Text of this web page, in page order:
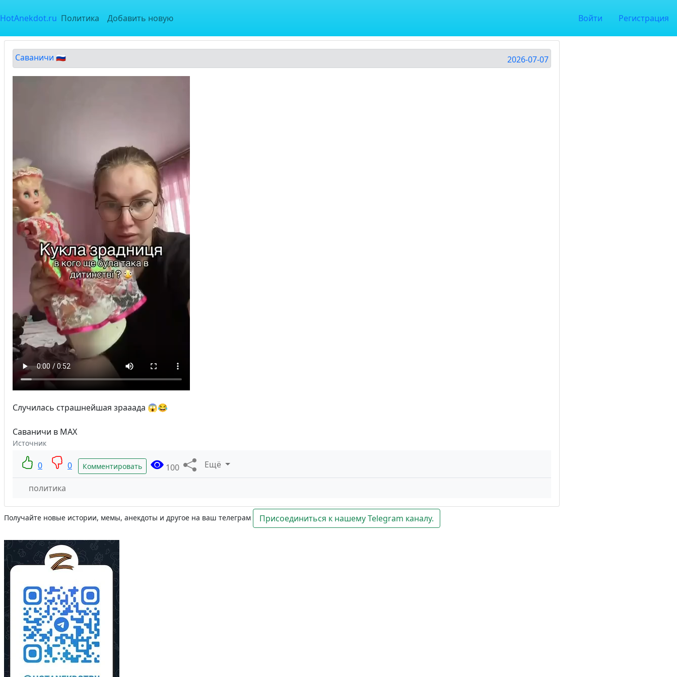
HotAnekdot.ru Политика Добавить новую Войти Регистрация
Саваничи 🇷🇺 2026-07-07
Случилась страшнейшая зрааада 😱😂
Саваничи в MAX
Источник
0 0 Комментировать 100 Ещё
политика
Получайте новые истории, мемы, анекдоты и другое на ваш телеграм Присоединиться к нашему Telegram каналу.